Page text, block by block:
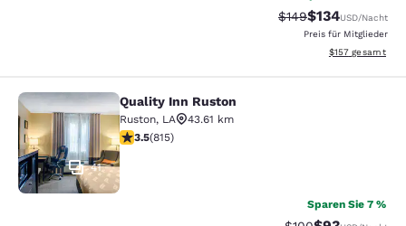
Durchgestrichener
$149Vergünstigter
$134USD/Nacht
Preis für Mitglieder
Geschätzte
$157 gesamt
Quality Inn Ruston
41
Quality Inn Ruston
Ruston, LA
43.61 km
3.52-Sterne-Bewertung. Gut. 815 Bewertungen
3.5(815)
Sparen Sie 7 %